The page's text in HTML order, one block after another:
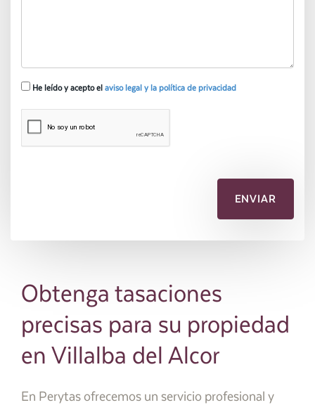
He leído y acepto el aviso legal y la política de privacidad
Obtenga tasaciones
precisas para su propiedad
en Villalba del Alcor
En Perytas ofrecemos un servicio profesional y